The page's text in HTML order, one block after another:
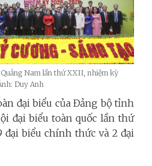
Nam lần thứ XXII, nhiệm kỳ
Duy Anh
đại biểu của Đảng bộ tỉnh
đại biểu toàn quốc lần thứ
đại biểu chính thức và 2 đại